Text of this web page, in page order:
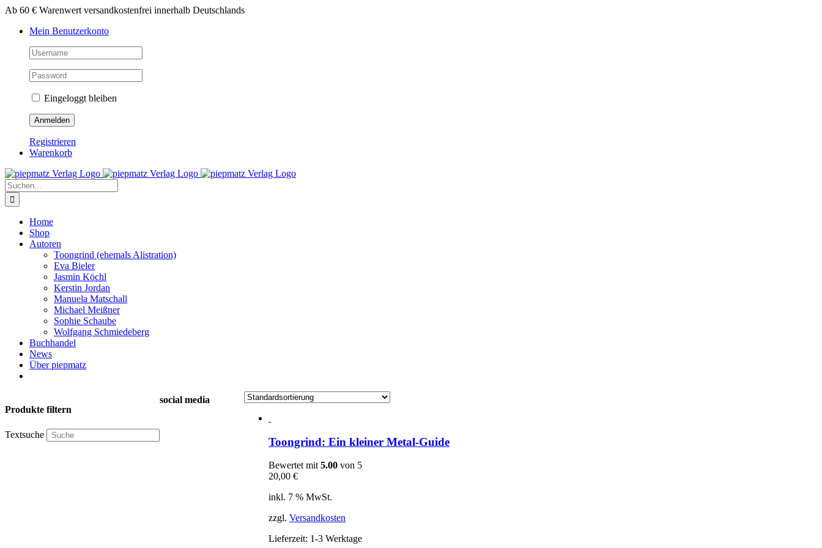
Zum
springen
Ab 60 € Warenwert versandkostenfrei innerhalb Deutschlands
Mein Benutzerkonto
Eingeloggt bleiben
Registrieren
Warenkorb
Suche
nach:
Home
Shop
Autoren
Toongrind (ehemals Alistration)
Eva Bieler
Jasmin Köchl
Kerstin Jordan
Manuela Matschall
Michael Meißner
Sophie Schaube
Wolfgang Schmiedeberg
Buchhandel
News
Über piepmatz
Toongrind: Ein kleiner Metal-Guide
Bewertet mit5.00 von 5
20,00 €
inkl. 7 % MwSt.
zzgl. Versandkosten
Lieferzeit: 1-3 Werktage
Produkte filtern
Textsuche
social media